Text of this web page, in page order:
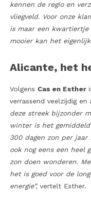
kennen de regio en
vliegveld. Voor onze
is maar een
mooier kan het
Alicante, het
Volgens Cas en Esther
verrassend veelzijdig en
deze streek bijzonder
winter is het
300 dagen zon per
ook nog eens een heel
zon doen wonderen.
het is goed voor de
energie”, vertelt Esther.